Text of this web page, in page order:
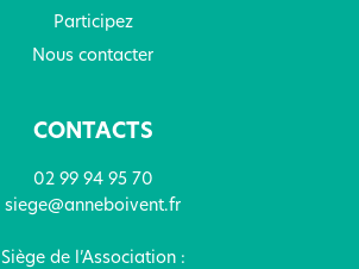
Participez
Nous contacter
CONTACTS
02 99 94 95 70
siege@anneboivent.fr
Siège de l’Association :